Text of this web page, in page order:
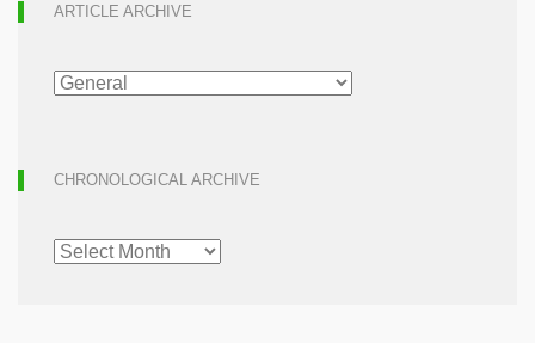
ARTICLE ARCHIVE
ARTICLE
ARCHIVE
CHRONOLOGICAL ARCHIVE
CHRONOLOGICAL
ARCHIVE